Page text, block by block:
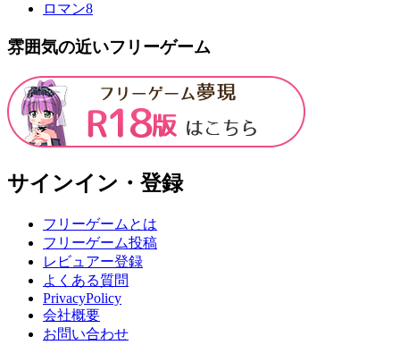
ロマン8
雰囲気の近いフリーゲーム
サインイン・登録
フリーゲームとは
フリーゲーム投稿
レビュアー登録
よくある質問
PrivacyPolicy
会社概要
お問い合わせ